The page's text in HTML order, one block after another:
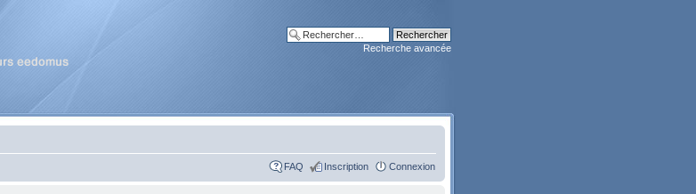
Recherche avancée
FAQ Inscription Connexion